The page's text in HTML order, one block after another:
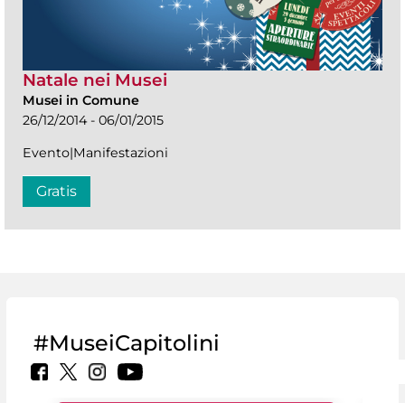
Natale nei Musei
Musei in Comune
26/12/2014 - 06/01/2015
Evento|Manifestazioni
Gratis
#MuseiCapitolini